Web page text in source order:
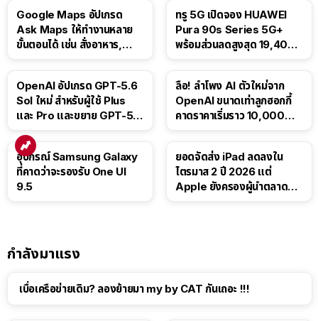
Google Maps อัปเกรด
Ask Maps ให้ทำงานหลาย
ขั้นตอนได้ เช่น สั่งอาหาร,
ทรู 5G เปิดจอง HUAWEI
Pura 90s Series 5G+
พร้อมส่วนลดสูงสุด 19,400
OpenAI อัปเกรด GPT-5.6
Sol ใหม่ สำหรับผู้ใช้ Plus
และ Pro และขยาย GPT-5.6
ลือ! ลำโพง AI ตัวใหม่จาก
OpenAI ขนาดเท่าลูกฮอกกี้
คาดราคาเริ่มราว 10,000
อุปกรณ์ Samsung Galaxy
ที่คาดว่าจะรองรับ One UI
9.5
ยอดจัดส่ง iPad ลดลงใน
ไตรมาส 2 ปี 2026 แต่
Apple ยังครองผู้นำตลาด
กำลังมาแรง
เบื่อเครือข่ายเดิม? ลองย้ายมา my by CAT กันเถอะ !!!